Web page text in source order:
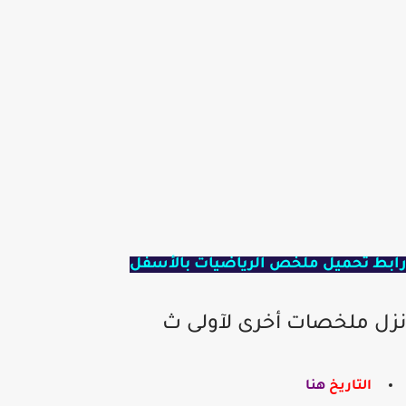
تحميل ملخص الرياضيات بالأسفل
ملخصات أخرى لآولى ث
التاريخهنا